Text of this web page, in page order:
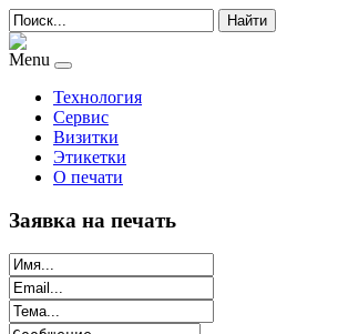
Найти
Menu
Технология
Сервис
Визитки
Этикетки
О печати
Заявка на печать